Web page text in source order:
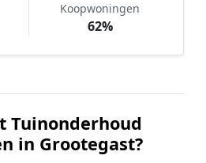
Koopwoningen
62%
Tuinonderhoud
in Grootegast?